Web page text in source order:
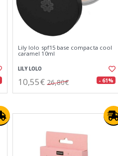
Lily lolo spf15 base compacta cool
caramel 10ml
LILY LOLO
10,55€ 26,80€ - 61%